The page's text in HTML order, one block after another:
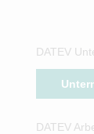
DATEV
DATEV